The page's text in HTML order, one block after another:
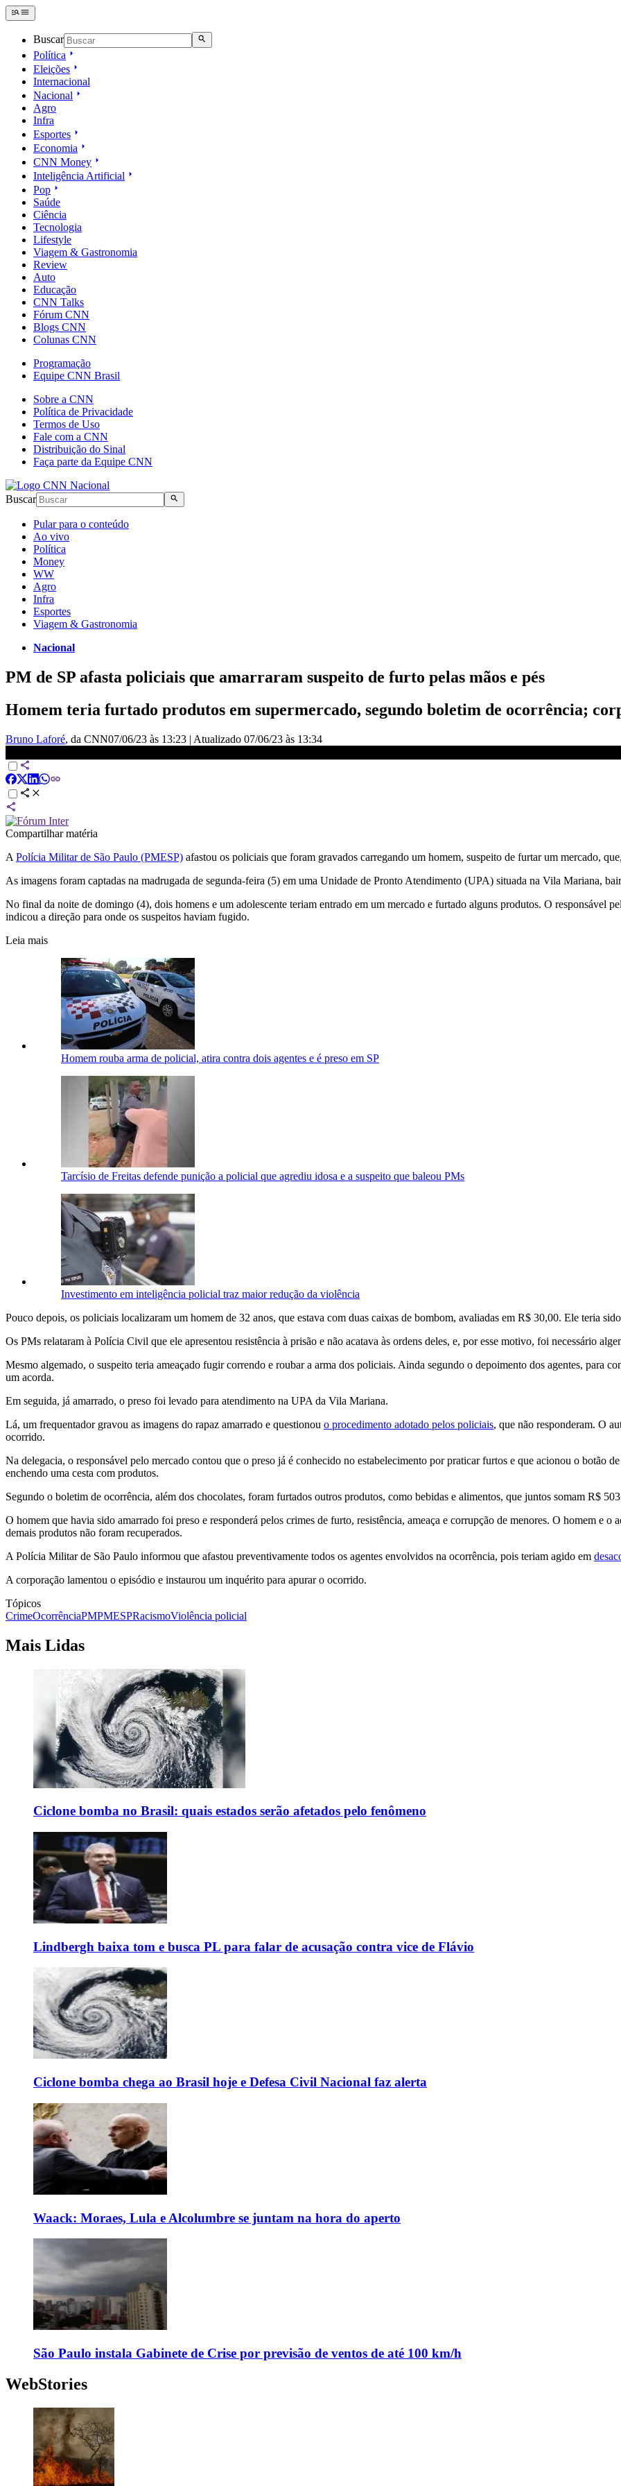
Buscar
Política
Eleições
Internacional
Nacional
Agro
Infra
Esportes
Economia
CNN Money
Inteligência Artificial
Pop
Saúde
Ciência
Tecnologia
Lifestyle
Viagem & Gastronomia
Review
Auto
Educação
CNN Talks
Fórum CNN
Blogs CNN
Colunas CNN
Programação
Equipe CNN Brasil
Sobre a CNN
Política de Privacidade
Termos de Uso
Fale com a CNN
Distribuição do Sinal
Faça parte da Equipe CNN
Buscar
Pular para o conteúdo
Ao vivo
Política
Money
WW
Agro
Infra
Esportes
Viagem & Gastronomia
Nacional
PM de SP afasta policiais que amarraram suspeito de furto pelas mãos e pés
Homem teria furtado produtos em supermercado, segundo boletim de ocorrência;
Bruno Laforé, da CNN07/06/23 às 13:23 | Atualizado 07/06/23 às 13:34
Compartilhar matéria
A Polícia Militar de São Paulo (PMESP) afastou os policiais que foram gravados carregando um homem, suspeito de furtar um mercado,
As imagens foram captadas na madrugada de segunda-feira (5) em uma Unidade de Pronto Atendimento (UPA) situada na Vila Mariana,
No final da noite de domingo (4), dois homens e um adolescente teriam entrado em um mercado e furtado alguns produtos. O responsável
indicou a direção para onde os suspeitos haviam fugido.
Leia mais
Homem rouba arma de policial, atira contra dois agentes e é preso em SP
Tarcísio de Freitas defende punição a policial que agrediu idosa e a suspeito que baleou PMs
Investimento em inteligência policial traz maior redução da violência
Pouco depois, os policiais localizaram um homem de 32 anos, que estava com duas caixas de bombom, avaliadas em R$ 30,00. Ele teria
Os PMs relataram à Polícia Civil que ele apresentou resistência à prisão e não acatava às ordens deles, e, por esse motivo, foi necessário
Mesmo algemado, o suspeito teria ameaçado fugir correndo e roubar a arma dos policiais. Ainda segundo o depoimento dos agentes, para
um acorda.
Em seguida, já amarrado, o preso foi levado para atendimento na UPA da Vila Mariana.
Lá, um frequentador gravou as imagens do rapaz amarrado e questionou o procedimento adotado pelos policiais, que não responderam. O
ocorrido.
Na delegacia, o responsável pelo mercado contou que o preso já é conhecido no estabelecimento por praticar furtos e que acionou o botão
enchendo uma cesta com produtos.
Segundo o boletim de ocorrência, além dos chocolates, foram furtados outros produtos, como bebidas e alimentos, que juntos somam R$
O homem que havia sido amarrado foi preso e responderá pelos crimes de furto, resistência, ameaça e corrupção de menores. O homem e o
demais produtos não foram recuperados.
A Polícia Militar de São Paulo informou que afastou preventivamente todos os agentes envolvidos na ocorrência, pois teriam agido em
A corporação lamentou o episódio e instaurou um inquérito para apurar o ocorrido.
Tópicos
CrimeOcorrênciaPMPMESPRacismoViolência policial
Mais Lidas
Ciclone bomba no Brasil: quais estados serão afetados pelo fenômeno
Lindbergh baixa tom e busca PL para falar de acusação contra vice de Flávio
Ciclone bomba chega ao Brasil hoje e Defesa Civil Nacional faz alerta
Waack: Moraes, Lula e Alcolumbre se juntam na hora do aperto
São Paulo instala Gabinete de Crise por previsão de ventos de até 100 km/h
WebStories